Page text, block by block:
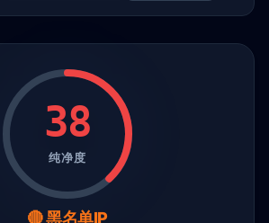
38
纯净度
🔴 黑名单IP